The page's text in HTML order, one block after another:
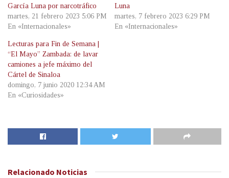
García Luna por narcotráfico
martes, 21 febrero 2023 5:06 PM
En «Internacionales»
Luna
martes, 7 febrero 2023 6:29 PM
En «Internacionales»
Lecturas para Fin de Semana |
“El Mayo” Zambada: de lavar
camiones a jefe máximo del
Cártel de Sinaloa
domingo, 7 junio 2020 12:34 AM
En «Curiosidades»
Relacionado Noticias